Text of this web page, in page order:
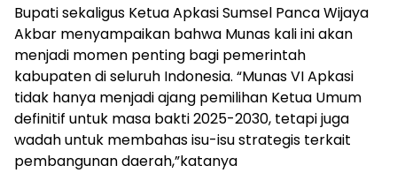
Bupati sekaligus Ketua Apkasi Sumsel Panca Wijaya
Akbar menyampaikan bahwa Munas kali ini akan
menjadi momen penting bagi pemerintah
kabupaten di seluruh Indonesia. “Munas VI Apkasi
tidak hanya menjadi ajang pemilihan Ketua Umum
definitif untuk masa bakti 2025-2030, tetapi juga
wadah untuk membahas isu-isu strategis terkait
pembangunan daerah,”katanya